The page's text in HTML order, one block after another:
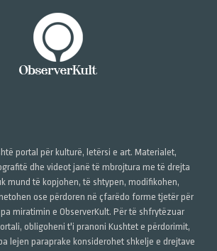
portal për kulturë, letërsi e art. Materialet,
dhe videot janë të mbrojtura me të drejta
mund të kopjohen, të shtypen, modifikohen,
ose përdoren në çfarëdo forme tjetër për
miratimin e ObserverKult. Për të shfrytëzuar
obligoheni t'i pranoni Kushtet e përdorimit,
lejen paraprake konsiderohet shkelje e drejtave